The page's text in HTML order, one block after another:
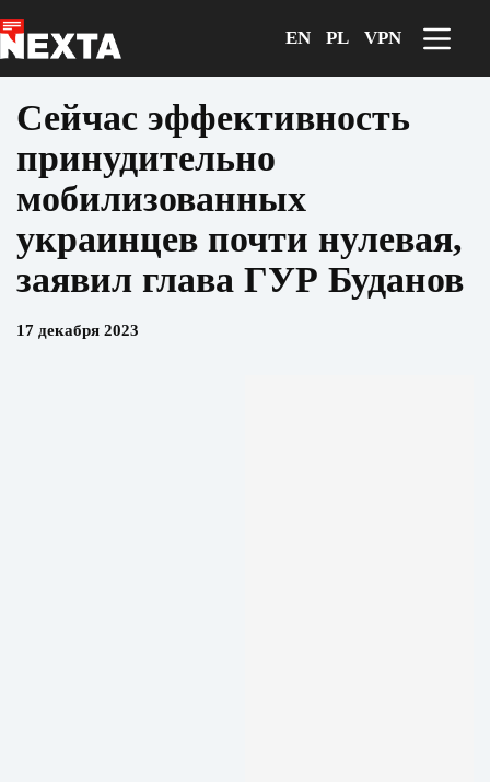
к
сути
EN PL VPN
Сейчас эффективность
принудительно
мобилизованных
украинцев почти нулевая,
заявил глава ГУР Буданов
17 декабря 2023